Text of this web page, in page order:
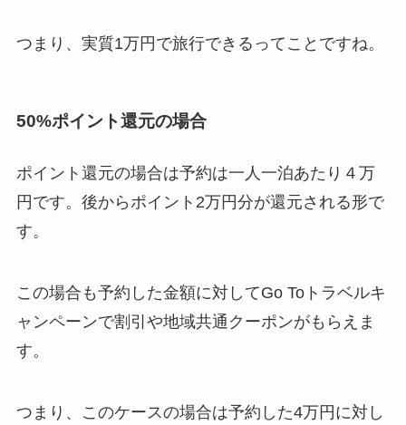
つまり、実質1万円で旅行できるってことですね。
50%ポイント還元の場合
ポイント還元の場合は予約は一人一泊あたり４万
円です。後からポイント2万円分が還元される形で
す。
この場合も予約した金額に対してGo Toトラベルキ
ャンペーンで割引や地域共通クーポンがもらえま
す。
つまり、このケースの場合は予約した4万円に対し